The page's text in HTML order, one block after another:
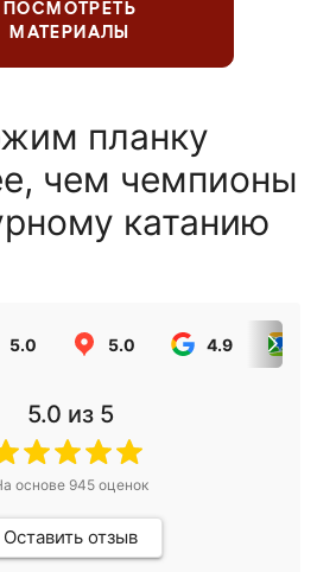
ПОСМОТРЕТЬ
МАТЕРИАЛЫ
планку
чем чемпионы
катанию
5.0 5.0 4.9
5.0 из 5
основе 945оценок
Оставить отзыв